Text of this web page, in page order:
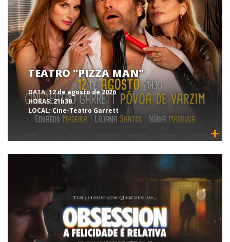
TEATRO "PIZZA MAN"
DATA:12 de agosto de 2026
HORAS:21h30
LOCAL: Cine-Teatro Garrett